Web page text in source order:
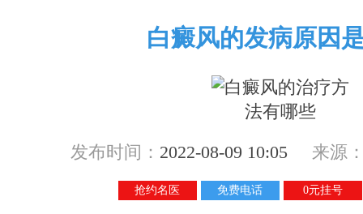
白癜风的发病原因
发布时间： 2022-08-09 10:05 来源
抢约名医 免费电话 0元挂号